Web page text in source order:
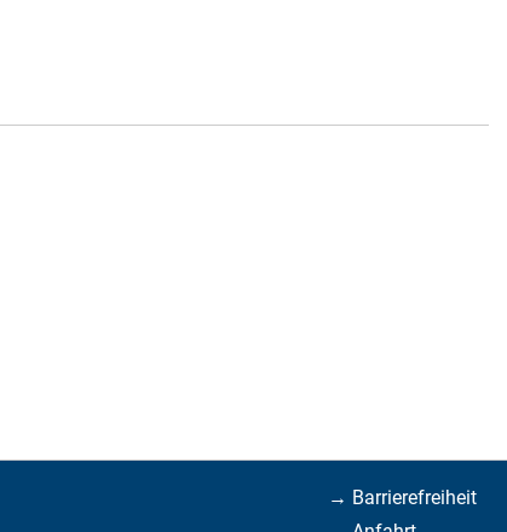
→ Barrierefreiheit